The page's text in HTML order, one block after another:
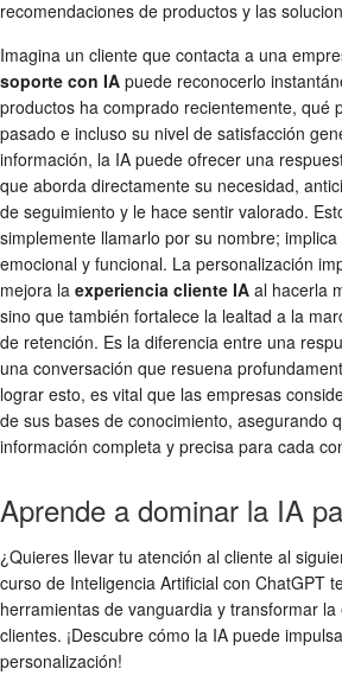
recomendaciones de productos y las
Imagina un cliente que contacta a una
soporte con IA puede reconocerlo
productos ha comprado recientemente, qué
pasado e incluso su nivel de satisfacción
información, la IA puede ofrecer una
que aborda directamente su necesidad,
de seguimiento y le hace sentir valorado.
simplemente llamarlo por su nombre;
emocional y funcional. La personalización
mejora la experiencia cliente IA al hacerla
sino que también fortalece la lealtad a la
de retención. Es la diferencia entre una
una conversación que resuena
lograr esto, es vital que las empresas
de sus bases de conocimiento, asegurando
información completa y precisa para cada
Aprende a dominar la IA
¿Quieres llevar tu atención al cliente al
curso de Inteligencia Artificial con ChatGPT
herramientas de vanguardia y transformar
clientes. ¡Descubre cómo la IA puede
personalización!